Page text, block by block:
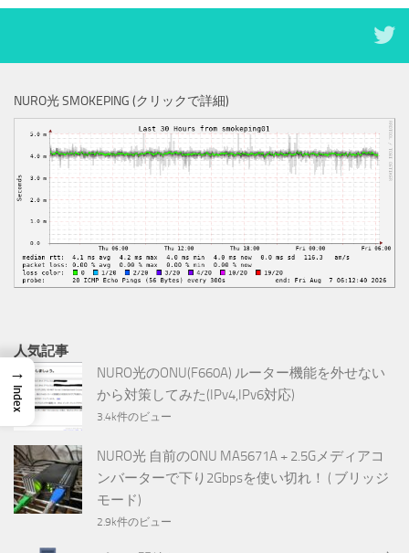
NURO光 SMOKEPING (クリックで詳細)
人気記事
NURO光のONU(F660A) ルーター機能を外せない
から対策してみた(IPv4,IPv6対応)
3.4k件のビュー
NURO光 自前のONU MA5671A + 2.5Gメディアコ
ンバーターで下り2Gbpsを使い切れ！ ( ブリッジ
モード)
2.9k件のビュー
→
Index